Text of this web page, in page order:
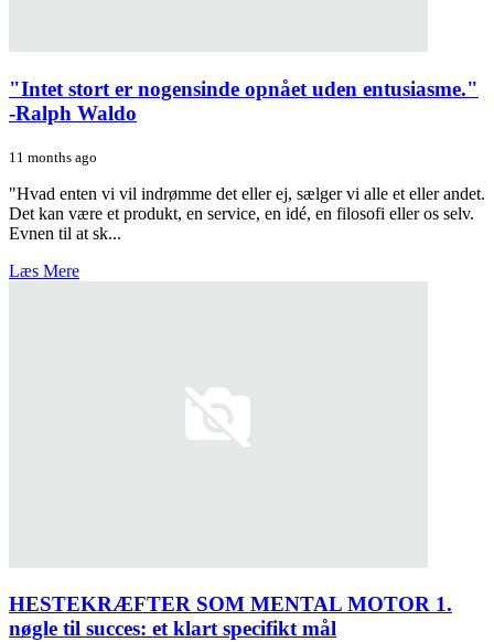
"Intet stort er nogensinde opnået uden entusiasme."
-Ralph Waldo
11 months ago
"Hvad enten vi vil indrømme det eller ej, sælger vi alle et eller andet.
Det kan være et produkt, en service, en idé, en filosofi eller os selv.
Evnen til at sk...
Læs Mere
HESTEKRÆFTER SOM MENTAL MOTOR 1.
nøgle til succes: et klart specifikt mål